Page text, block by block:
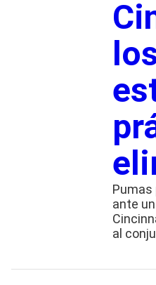
Pumas
ante
al